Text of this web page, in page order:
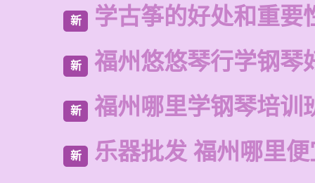
新 学古筝的好处和重要
新 福州悠悠琴行学钢琴
新 福州哪里学钢琴培训
新 乐器批发 福州哪里便